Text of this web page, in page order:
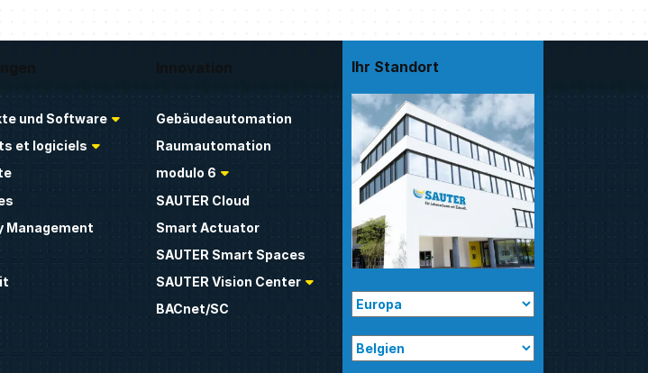
und Software
et logiciels
Management
Innovation
Gebäudeautomation
Raumautomation
modulo 6
SAUTER Cloud
Smart Actuator
SAUTER Smart Spaces
SAUTER Vision Center
BACnet/SC
Ihr Standort